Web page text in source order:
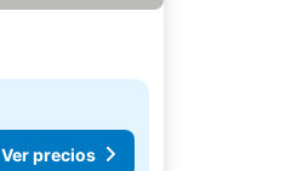
Ver precios